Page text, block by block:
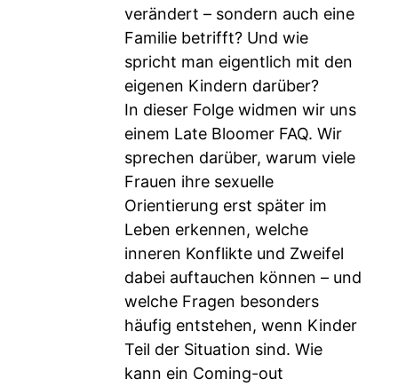
verändert – sondern auch eine
Familie betrifft? Und wie
spricht man eigentlich mit den
eigenen Kindern darüber?
In dieser Folge widmen wir uns
einem Late Bloomer FAQ. Wir
sprechen darüber, warum viele
Frauen ihre sexuelle
Orientierung erst später im
Leben erkennen, welche
inneren Konflikte und Zweifel
dabei auftauchen können – und
welche Fragen besonders
häufig entstehen, wenn Kinder
Teil der Situation sind. Wie
kann ein Coming-out